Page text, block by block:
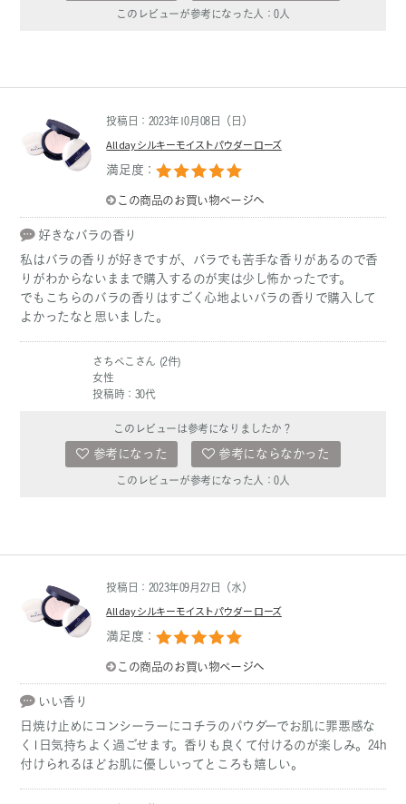
このレビューが参考になった人：0 人
投稿日：2023年10月08日（日）
All day シルキーモイストパウダー ローズ
満足度：
この商品のお買い物ページへ
好きなバラの香り
私はバラの香りが好きですが、バラでも苦手な香りがあるので香
りがわからないままで購入するのが実は少し怖かったです。
でもこちらのバラの香りはすごく心地よいバラの香りで購入して
よかったなと思いました。
さちぺこさん (2件)
女性
投稿時：30代
このレビューは参考になりましたか？
参考になった 参考にならなかった
このレビューが参考になった人：0 人
投稿日：2023年09月27日（水）
All day シルキーモイストパウダー ローズ
満足度：
この商品のお買い物ページへ
いい香り
日焼け止めにコンシーラーにコチラのパウダーでお肌に罪悪感な
く1日気持ちよく過ごせます。香りも良くて付けるのが楽しみ。24h
付けられるほどお肌に優しいってところも嬉しい。